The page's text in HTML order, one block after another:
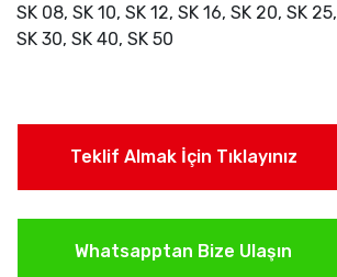
SK 08, SK 10, SK 12, SK 16, SK 20, SK 25,
SK 30, SK 40, SK 50
Teklif Almak İçin Tıklayınız
Whatsapptan Bize Ulaşın